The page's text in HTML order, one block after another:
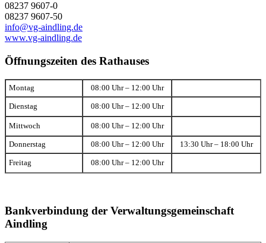
08237 9607-0
08237 9607-50
info@vg-aindling.de
www.vg-aindling.de
Öffnungszeiten des Rathauses
Montag 08:00 Uhr – 12:00 Uhr
Dienstag 08:00 Uhr – 12:00 Uhr
Mittwoch 08:00 Uhr – 12:00 Uhr
Donnerstag 08:00 Uhr – 12:00 Uhr 13:30 Uhr – 18:00 Uhr
Freitag 08:00 Uhr – 12:00 Uhr
Bankverbindung der Verwaltungsgemeinschaft
Aindling